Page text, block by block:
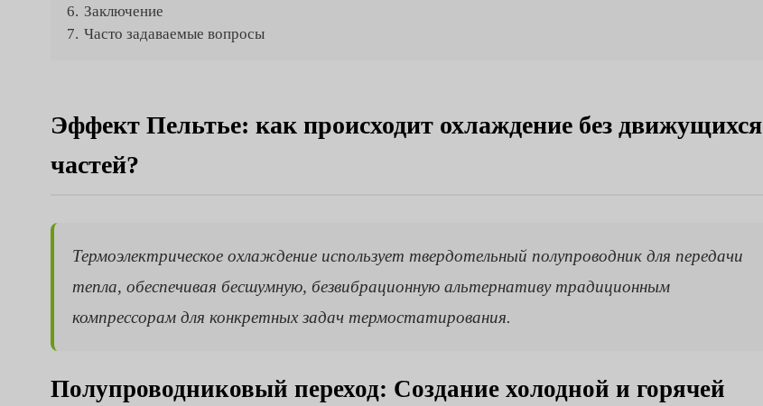
6. Заключение
7. Часто задаваемые вопросы
Эффект Пельтье: как происходит охлаждение без движущихся
частей?
Термоэлектрическое охлаждение использует твердотельный полупроводник для передачи
тепла, обеспечивая бесшумную, безвибрационную альтернативу традиционным
компрессорам для конкретных задач термостатирования.
Полупроводниковый переход: Создание холодной и горячей